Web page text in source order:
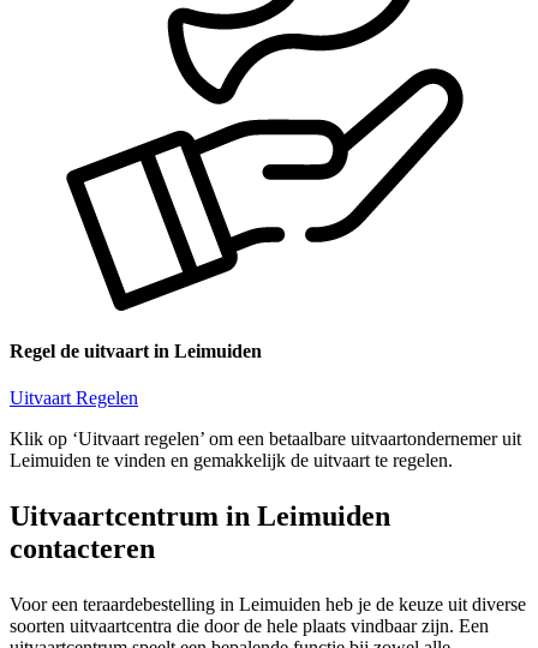
Regel de uitvaart in Leimuiden
Uitvaart Regelen
Klik op ‘Uitvaart regelen’ om een betaalbare uitvaartondernemer uit
Leimuiden te vinden en gemakkelijk de uitvaart te regelen.
Uitvaartcentrum in Leimuiden
contacteren
Voor een teraardebestelling in Leimuiden heb je de keuze uit diverse
soorten uitvaartcentra die door de hele plaats vindbaar zijn. Een